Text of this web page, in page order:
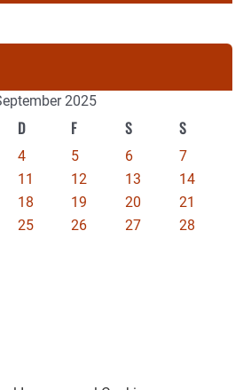
2025
D F S S
4 5 6
7
11 12 13
14
18 19 20
21
25 26 27
28